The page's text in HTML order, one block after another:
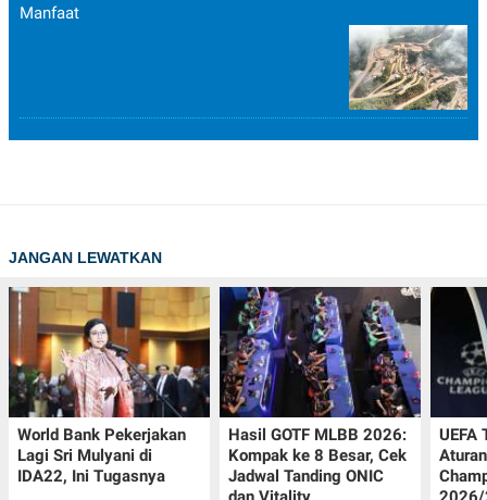
Manfaat
JANGAN LEWATKAN
World Bank Pekerjakan
Lagi Sri Mulyani di
IDA22, Ini Tugasnya
Hasil GOTF MLBB 2026:
Kompak ke 8 Besar, Cek
Jadwal Tanding ONIC
UEFA